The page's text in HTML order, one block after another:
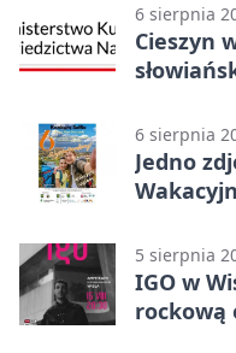
6 sierpnia
Cieszyn
6 sierpnia
Jedno
5 sierpnia
IGO w
rockową